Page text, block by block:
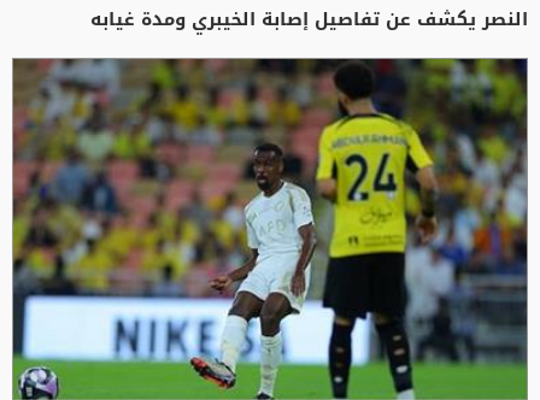
النصر يكشف عن تفاصيل إصابة الخيبري ومدة غيابه